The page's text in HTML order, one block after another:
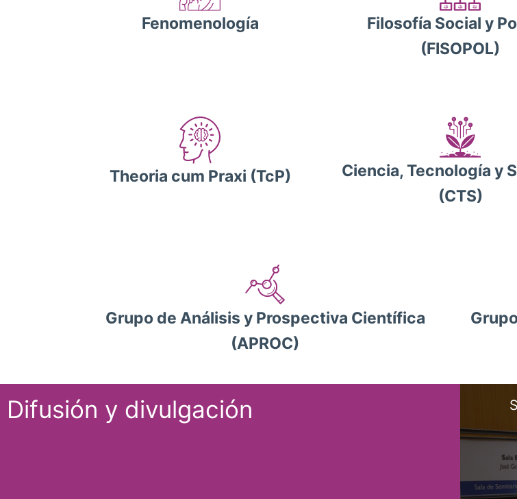
Fenomenología
Filosofía Social y
(FISOPOL)
Theoria cum Praxi (TcP)
Ciencia, Tecnología y
(CTS)
Grupo de Análisis y Prospectiva Científica
(APROC)
Difusión y divulgación